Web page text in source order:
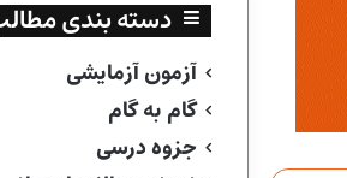
دسته بندی
آزمون آزمایشی
گام به گام
جزوه درسی